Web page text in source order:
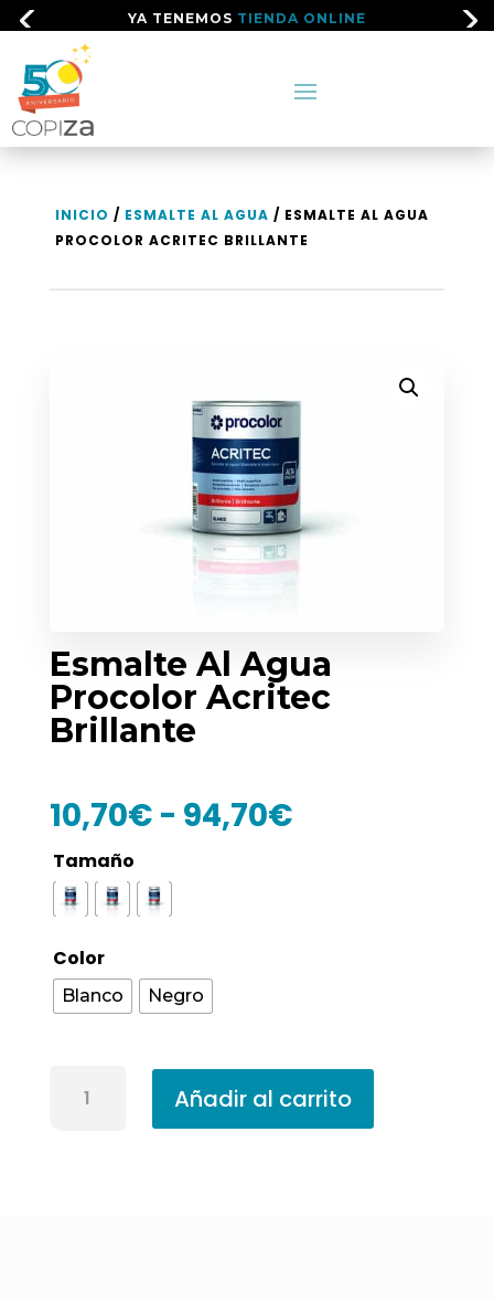
YA TENEMOS TIENDA ONLINE
INICIO / ESMALTE AL AGUA / ESMALTE AL AGUA
PROCOLOR ACRITEC BRILLANTE
Esmalte Al Agua
Procolor Acritec
Brillante
10,70€ - 94,70€Rango
Tamaño
Color
Blanco Negro
Añadir al carrito